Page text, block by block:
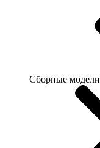
Сборные модели